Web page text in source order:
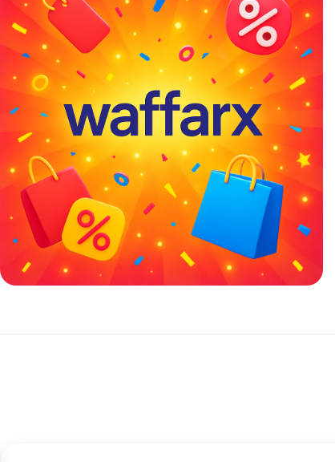
مع waffarx